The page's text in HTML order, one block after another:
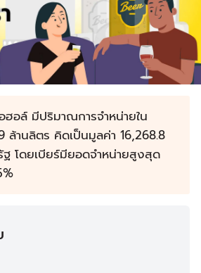
ฮอล์ มีปริมาณการจำหน่ายใน
ล้านลิตร คิดเป็นมูลค่า 16,268.8
ฐ โดยเบียร์มียอดจำหน่ายสูงสุด